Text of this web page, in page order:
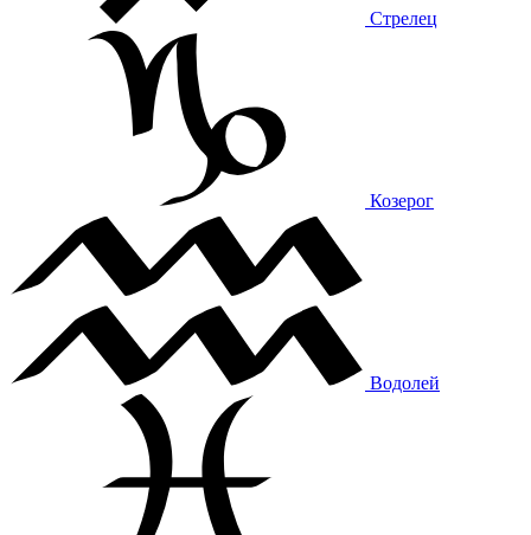
Стрелец
Козерог
Водолей